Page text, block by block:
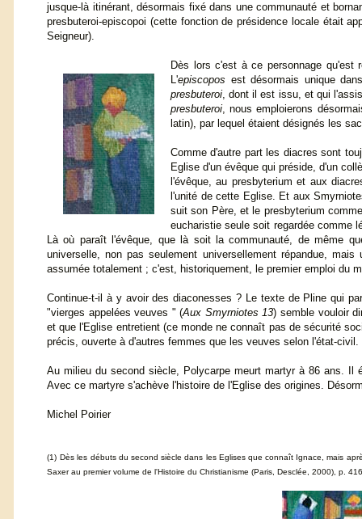
jusque-là itinérant, désormais fixé dans une communauté et
presbuteroi-episcopoi (cette fonction de présidence locale était
Seigneur).
Dès lors c'est à ce personnage qu'est
L'episcopos est désormais unique
presbuteroi, dont il est issu, et qui
presbuteroi, nous emploierons
latin), par lequel étaient désignés les
Comme d'autre part les diacres sont
Eglise d'un évêque qui préside, d'un
l'évêque, au presbyterium et aux
l'unité de cette Eglise. Et aux
suit son Père, et le presbyterium
eucharistie seule soit regardée comme
Là où paraît l'évêque, que là soit la communauté, de même
universelle, non pas seulement universellement répandue,
assumée totalement ; c'est, historiquement, le premier emploi du
Continue-t-il à y avoir des diaconesses ? Le texte de Pline qui
"vierges appelées veuves " (Aux Smyrniotes 13) semble vouloir
et que l'Eglise entretient (ce monde ne connaît pas de sécurité
précis, ouverte à d'autres femmes que les veuves selon l'état-civil.
Au milieu du second siècle, Polycarpe meurt martyr à 86 ans.
Avec ce martyre s'achève l'histoire de l'Eglise des origines.
Michel Poirier
(1) Dès les débuts du second siècle dans les Eglises que connaît Ignace, mais
Saxer au premier volume de l'Histoire du Christianisme (Paris, Desclée, 2000), p.